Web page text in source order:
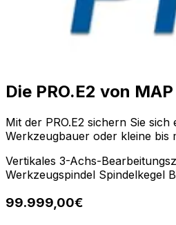
Die PRO.E2 von MAP
Mit der PRO.E2 sichern Sie
Werkzeugbauer oder kleine bis
Vertikales 3-Achs-
Werkzeugspindel Spindelkegel
99.999,00€